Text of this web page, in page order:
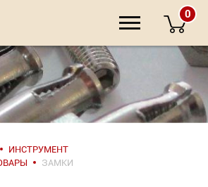
0
ИНСТРУМЕНТ
ЗАМКИ